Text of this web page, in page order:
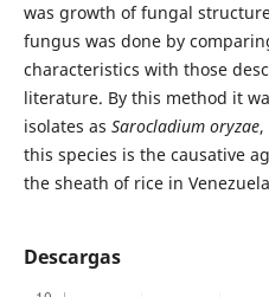
was growth of fungal
fungus was done by
characteristics with those
literature. By this method it
isolates as Sarocladium oryzae,
this species is the causative
the sheath of rice in
Descargas